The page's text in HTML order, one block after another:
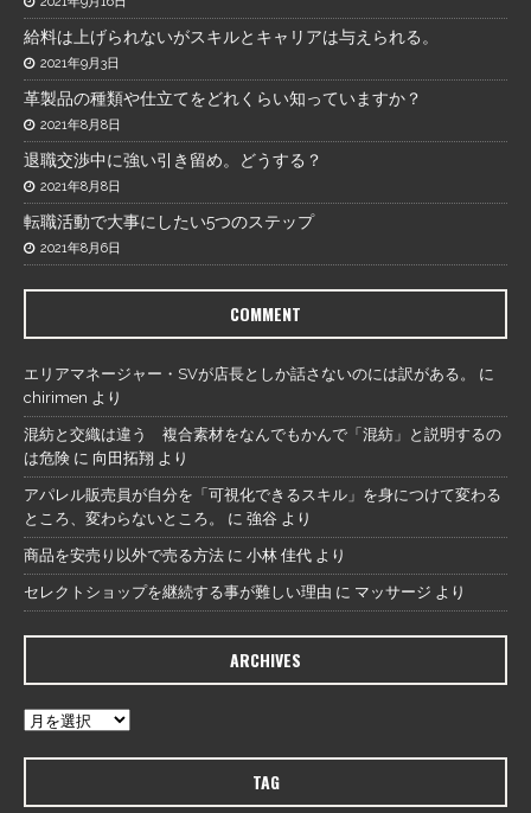
給料は上げられないがスキルとキャリアは与えられる。
2021年9月3日
革製品の種類や仕立てをどれくらい知っていますか？
2021年8月8日
退職交渉中に強い引き留め。どうする？
2021年8月8日
転職活動で大事にしたい5つのステップ
2021年8月6日
COMMENT
エリアマネージャー・SVが店長としか話さないのには訳がある。
に
chirimen より
混紡と交織は違う 複合素材をなんでもかんで「混紡」と説明するの
は危険 に 向田拓翔 より
アパレル販売員が自分を「可視化できるスキル」を身につけて変わる
ところ、変わらないところ。
に 強谷 より
商品を安売り以外で売る方法 に 小林 佳代 より
セレクトショップを継続する事が難しい理由 に マッサージ より
ARCHIVES
TAG